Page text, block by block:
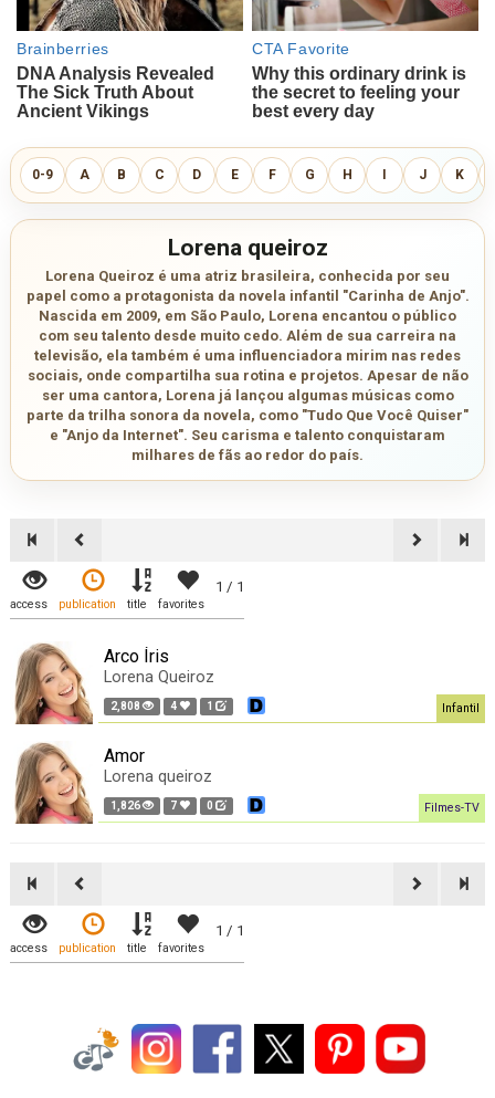
0-9 A B C D E F G H I J K
Lorena queiroz
Lorena Queiroz é uma atriz brasileira, conhecida por seu
papel como a protagonista da novela infantil "Carinha de Anjo".
Nascida em 2009, em São Paulo, Lorena encantou o público
com seu talento desde muito cedo. Além de sua carreira na
televisão, ela também é uma influenciadora mirim nas redes
sociais, onde compartilha sua rotina e projetos. Apesar de não
ser uma cantora, Lorena já lançou algumas músicas como
parte da trilha sonora da novela, como "Tudo Que Você Quiser"
e "Anjo da Internet". Seu carisma e talento conquistaram
milhares de fãs ao redor do país.
1 / 1
access publication title favorites
Arco Íris
Lorena Queiroz
2,808 4 1 Infantil
Amor
Lorena queiroz
1,826 7 0 Filmes-TV
1 / 1
access publication title favorites